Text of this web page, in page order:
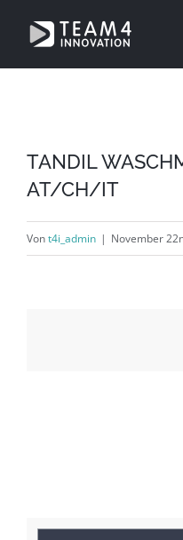
Inhalt
TANDIL
AT/CH/IT
Vont4i_admin | November